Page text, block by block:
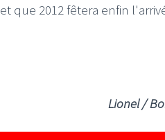
et que 2012 fêtera enfin
Lionel /